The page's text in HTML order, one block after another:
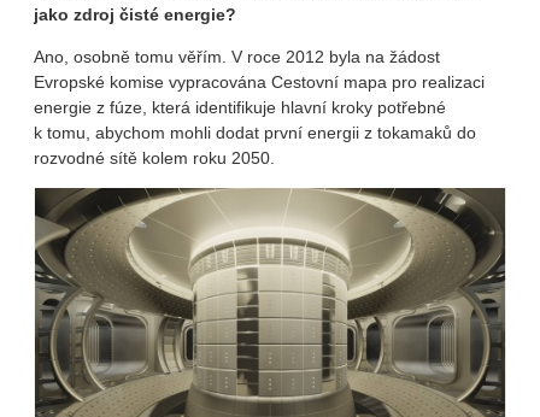
jako zdroj čisté energie?
Ano, osobně tomu věřím. V roce 2012 byla na žádost
Evropské komise vypracována Cestovní mapa pro realizaci
energie z fúze, která identifikuje hlavní kroky potřebné
k tomu, abychom mohli dodat první energii z tokamaků do
rozvodné sítě kolem roku 2050.